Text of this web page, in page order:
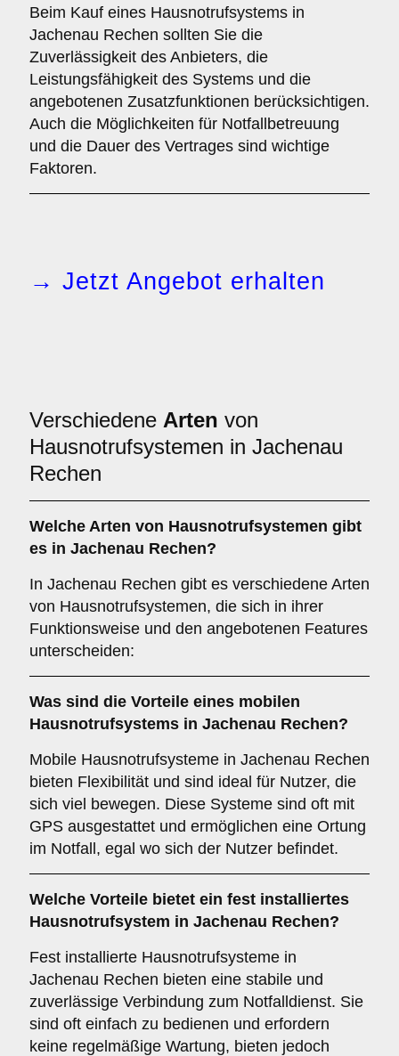
Beim Kauf eines Hausnotrufsystems in
Jachenau Rechen sollten Sie die
Zuverlässigkeit des Anbieters, die
Leistungsfähigkeit des Systems und die
angebotenen Zusatzfunktionen berücksichtigen.
Auch die Möglichkeiten für Notfallbetreuung
und die Dauer des Vertrages sind wichtige
Faktoren.
→ Jetzt Angebot erhalten
Verschiedene Arten von
Hausnotrufsystemen in Jachenau
Rechen
Welche Arten von Hausnotrufsystemen gibt
es in Jachenau Rechen?
In Jachenau Rechen gibt es verschiedene Arten
von Hausnotrufsystemen, die sich in ihrer
Funktionsweise und den angebotenen Features
unterscheiden:
Was sind die Vorteile eines mobilen
Hausnotrufsystems in Jachenau Rechen?
Mobile Hausnotrufsysteme in Jachenau Rechen
bieten Flexibilität und sind ideal für Nutzer, die
sich viel bewegen. Diese Systeme sind oft mit
GPS ausgestattet und ermöglichen eine Ortung
im Notfall, egal wo sich der Nutzer befindet.
Welche Vorteile bietet ein fest installiertes
Hausnotrufsystem in Jachenau Rechen?
Fest installierte Hausnotrufsysteme in
Jachenau Rechen bieten eine stabile und
zuverlässige Verbindung zum Notfalldienst. Sie
sind oft einfach zu bedienen und erfordern
keine regelmäßige Wartung, bieten jedoch